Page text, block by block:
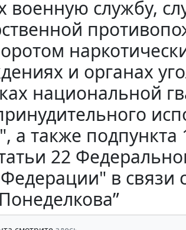
службу,
и органах
национальной
также подпункта
22
в связи